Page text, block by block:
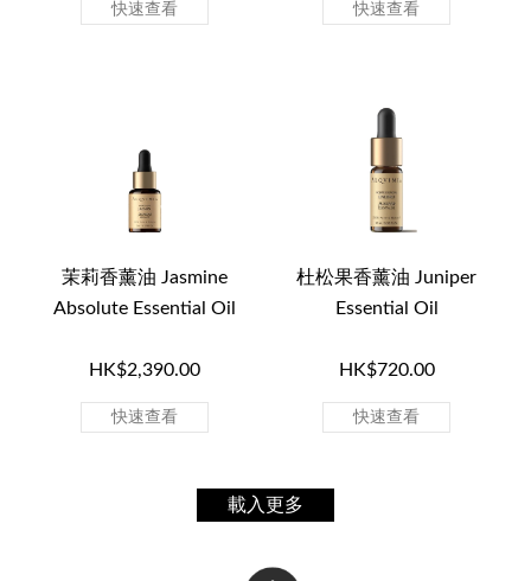
快速查看 快速查看
茉莉香薰油 Jasmine
Absolute Essential Oil
HK$2,390.00
快速查看
杜松果香薰油 Juniper
Essential Oil
HK$720.00
快速查看
載入更多